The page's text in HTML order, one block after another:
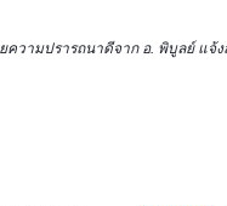
ความปรารถนาดีจาก อ. พิบูลย์ แจ้ง